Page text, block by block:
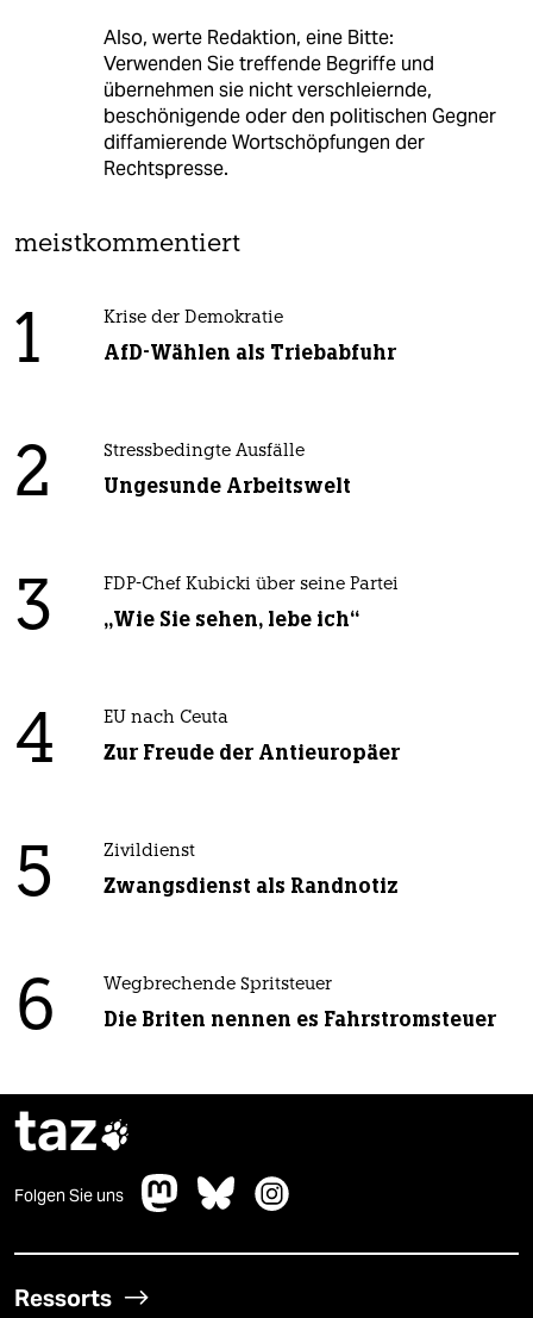
Also, werte Redaktion, eine Bitte:
Verwenden Sie treffende Begriffe und
übernehmen sie nicht verschleiernde,
beschönigende oder den politischen Gegner
diffamierende Wortschöpfungen der
Rechtspresse.
meistkommentiert
1 Krise der Demokratie
AfD-Wählen als Triebabfuhr
2 Stressbedingte Ausfälle
Ungesunde Arbeitswelt
3 FDP-Chef Kubicki über seine Partei
„Wie Sie sehen, lebe ich“
4 EU nach Ceuta
Zur Freude der Antieuropäer
5 Zivildienst
Zwangsdienst als Randnotiz
6 Wegbrechende Spritsteuer
Die Briten nennen es Fahrstromsteuer
taz
Folgen Sie uns
Ressorts